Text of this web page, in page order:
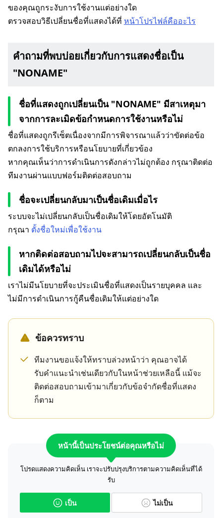
ของคุณถูกระงับการใช้งานแต่อย่างใด
ตรวจสอบวิธีเปลี่ยนชื่อที่แสดงได้ที่ หน้าโปรไฟล์คืออะไร
คำถามที่พบบ่อยเกี่ยวกับการแสดงชื่อเป็น
"NONAME"
ชื่อที่แสดงถูกเปลี่ยนเป็น "NONAME" มีสาเหตุมา
จากการละเมิดข้อกำหนดการใช้งานหรือไม่
ชื่อที่แสดงถูกรีเซ็ตเนื่องจากมีการพิจารณาแล้วว่าขัดต่อข้อ
ตกลงการใช้บริการหรือนโยบายที่เกี่ยวข้อง
หากคุณเห็นว่าการดำเนินการดังกล่าวไม่ถูกต้อง กรุณาติดต่อ
ทีมงานผ่านแบบฟอร์มติดต่อสอบถาม
ชื่อจะเปลี่ยนกลับมาเป็นชื่อเดิมเมื่อไร
ระบบจะไม่เปลี่ยนกลับเป็นชื่อเดิมให้โดยอัตโนมัติ
กรุณา ตั้งชื่อใหม่เพื่อใช้งาน
หากติดต่อสอบถามไปจะสามารถเปลี่ยนกลับเป็นชื่อ
เดิมได้หรือไม่
เราไม่มีนโยบายที่จะประเมินชื่อที่แสดงเป็นรายบุคคล และ
ไม่มีการดำเนินการกู้คืนชื่อเดิมให้แต่อย่างใด
ข้อควรทราบ
ทีมงานขอแจ้งให้ทราบล่วงหน้าว่า คุณอาจได้
รับคำแนะนำเช่นเดียวกับในหน้าช่วยเหลือนี้ แม้จะ
ติดต่อสอบถามเข้ามาเกี่ยวกับข้อจำกัดชื่อที่แสดง
ก็ตาม
หน้านี้เป็นประโยชน์ต่อคุณหรือไม่
โปรดแสดงความคิดเห็น เราจะปรับปรุงบริการตามความคิดเห็นที่ได้
รับ
เป็น ไม่เป็น